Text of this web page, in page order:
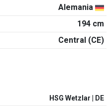
Alemania
194 cm
Central (CE)
HSG Wetzlar | DE